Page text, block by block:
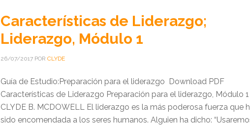
Características de Liderazgo;
Liderazgo, Módulo 1
26/07/2017 POR CLYDE
Guía de Estudio:Preparación para el liderazgo Download PDF
Características de Liderazgo Preparación para el liderazgo, Módulo 1
CLYDE B. MCDOWELL El liderazgo es la más poderosa fuerza que
sido encomendada a los seres humanos. Alguien ha dicho: